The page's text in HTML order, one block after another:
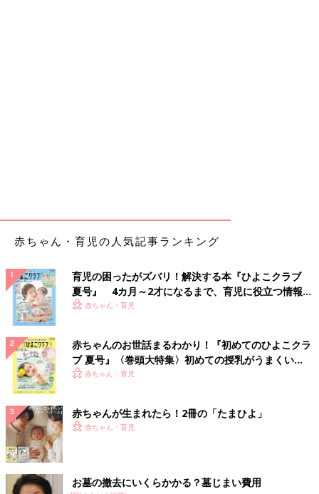
赤ちゃん・育児の人気記事ランキング
育児の困ったがズバリ！解決する本『ひよこクラブ
夏号』 4カ月～2才になるまで、育児に役立つ情報が
いっぱい！
赤ちゃん・育児
赤ちゃんのお世話まるわかり！『初めてのひよこクラ
ブ 夏号』〈巻頭大特集〉初めての授乳がうまくい
く！ おっぱい・ミルクの基本と夏のトラブル 解決テ
赤ちゃん・育児
赤ちゃんが生まれたら！2冊の「たまひよ」
赤ちゃん・育児
お墓の撤去にいくらかかる？墓じまい費用